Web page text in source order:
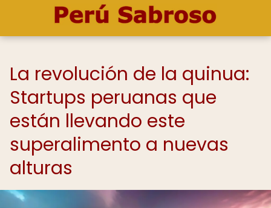
La revolución de la quinua:
Startups peruanas que
están llevando este
superalimento a nuevas
alturas